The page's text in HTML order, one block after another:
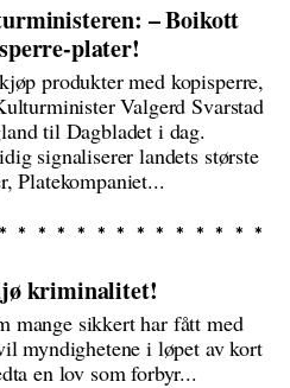
– Boikott
plater!
produkter med kopisperre,
Valgerd Svarstad
til Dagbladet i dag.
signaliserer landets største
Platekompaniet...
kriminalitet!
mange sikkert har fått med
myndighetene i løpet av kort
en lov som forbyr...